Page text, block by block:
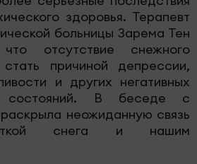
здоровья. Терапевт
больницы Зарема Тен
отсутствие снежного
причиной депрессии,
и других негативных
состояний. В беседе с
неожиданную связь
снега и нашим